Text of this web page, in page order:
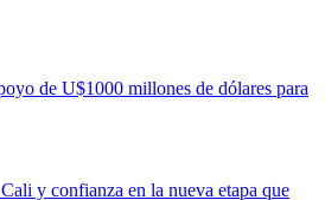
de U$1000 millones de dólares para
y confianza en la nueva etapa que